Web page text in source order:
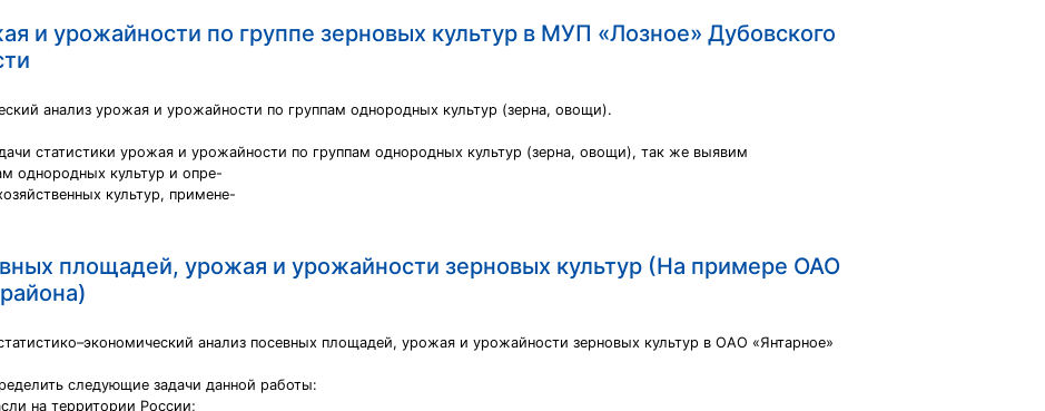
и урожайности по группе зерновых культур в МУП «Лозное» Дубовского
анализ урожая и урожайности по группам однородных культур (зерна, овощи).
статистики урожая и урожайности по группам однородных культур (зерна, овощи), так же выявим
однородных культур и опре-
культур, примене-
площадей, урожая и урожайности зерновых культур (На примере ОАО
анализ посевных площадей, урожая и урожайности зерновых культур в ОАО «Янтарное»
следующие задачи данной работы:
на территории России;